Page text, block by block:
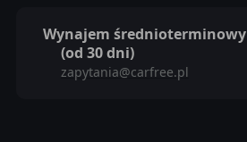
Wynajem średnioterminowy
(od 30 dni)
zapytania@carfree.pl